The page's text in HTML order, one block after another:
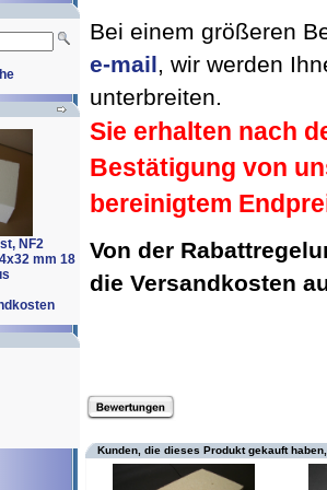
NF2
mm 18
Bei einem größeren
e-mail, wir werden
unterbreiten.
Sie erhalten nach
Bestätigung von
bereinigtem
Von der
die Versandkosten
Kunden, die dieses Produkt gekauft